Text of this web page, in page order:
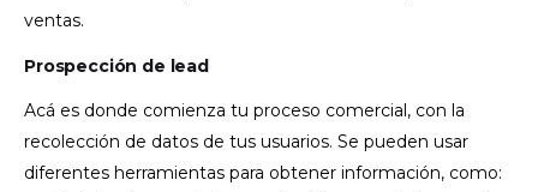
ventas.
Prospección de lead
Acá es donde comienza tu proceso comercial, con la
recolección de datos de tus usuarios. Se pueden usar
diferentes herramientas para obtener información, como: